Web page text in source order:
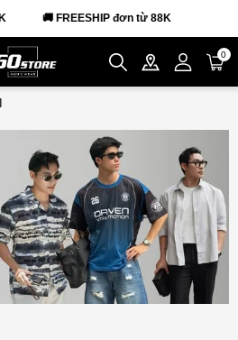
🚚 FREESHIP đơn từ 88K
0